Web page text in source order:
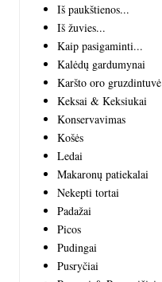
Iš paukštienos...
Iš žuvies...
Kaip pasigaminti...
Kalėdų gardumynai
Karšto oro gruzdintuvė
Keksai & Keksiukai
Konservavimas
Košės
Ledai
Makaronų patiekalai
Nekepti tortai
Padažai
Picos
Pudingai
Pusryčiai